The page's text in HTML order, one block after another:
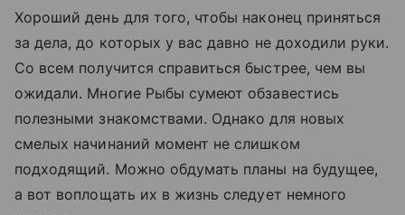
Хороший день для того, чтобы наконец приняться
за дела, до которых у вас давно не доходили руки.
Со всем получится справиться быстрее, чем вы
ожидали. Многие Рыбы сумеют обзавестись
полезными знакомствами. Однако для новых
смелых начинаний момент не слишком
подходящий. Можно обдумать планы на будущее,
а вот воплощать их в жизнь следует немного